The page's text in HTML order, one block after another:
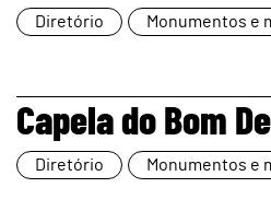
Diretório Monumentos e
page
Capela do Bom
Diretório Monumentos e